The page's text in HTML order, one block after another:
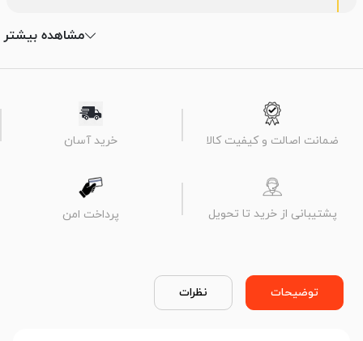
مشاهده بیشتر
ضمانت اصالت و کیفیت کالا خرید آسان
پشتیبانی از خرید تا تحویل پرداخت امن
توضیحات نظرات